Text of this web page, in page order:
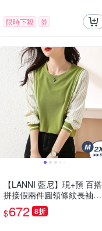
限時下殺 券
【LANNI 藍尼】現+預 百搭
拼接假兩件圓領條紋長袖T
恤(T恤/圓領/通勤/條紋)
$672 8折